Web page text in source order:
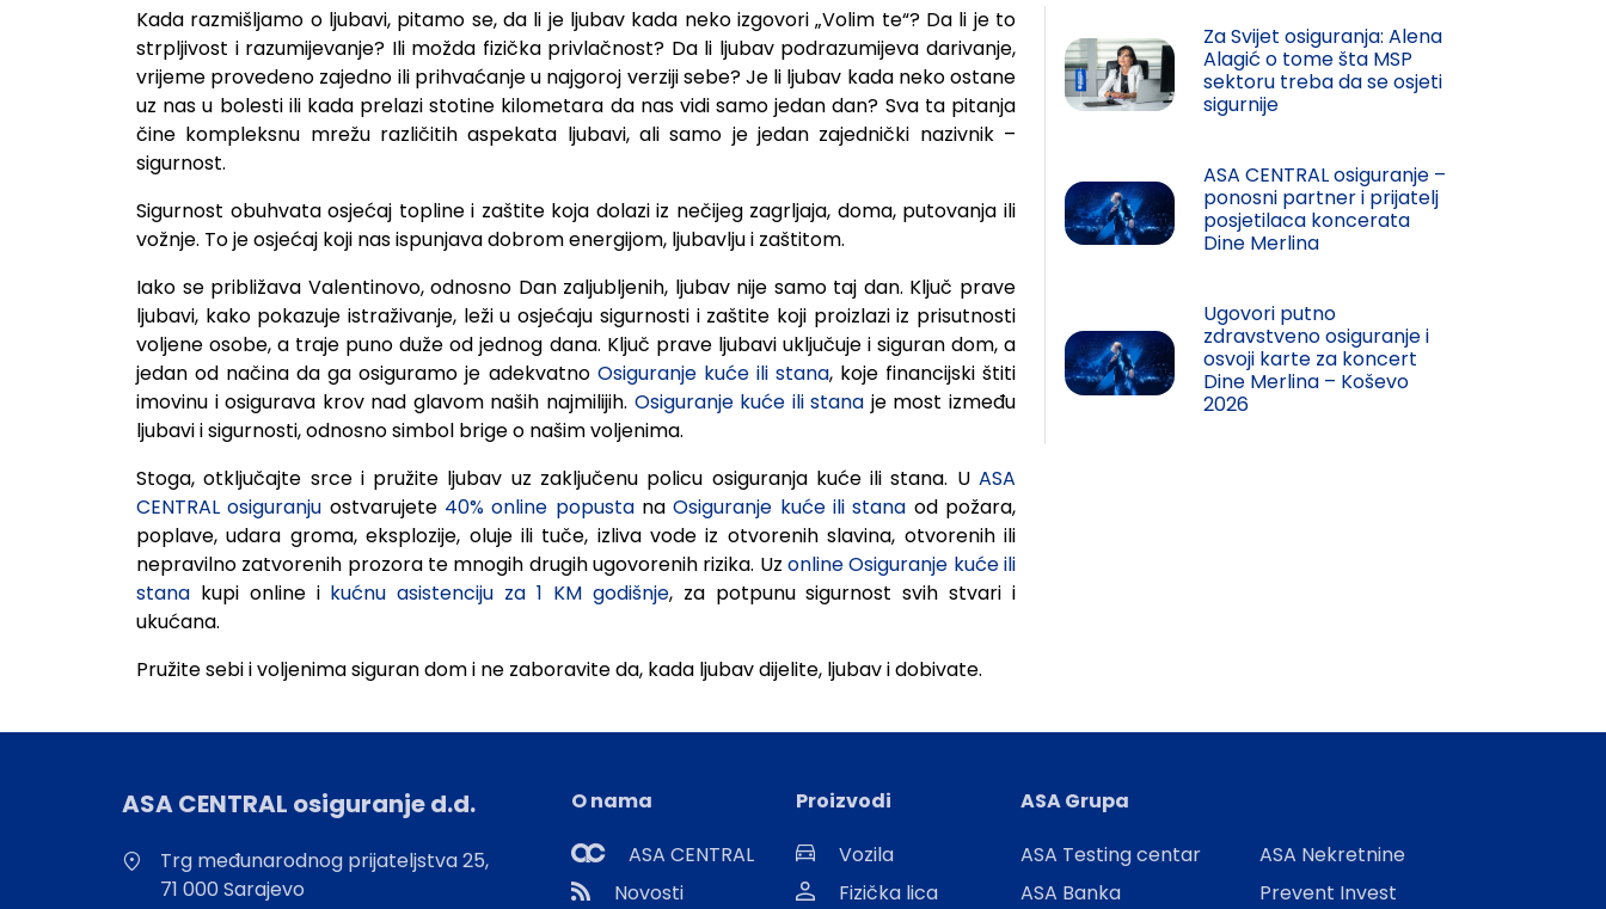
Šta je ključ prave ljubavi?
Kada razmišljamo o ljubavi, pitamo se, da li je ljubav kada neko izgovori „Volim te“? Da li je to
strpljivost i razumijevanje? Ili možda fizička privlačnost? Da li ljubav podrazumijeva darivanje,
vrijeme provedeno zajedno ili prihvaćanje u najgoroj verziji sebe? Je li ljubav kada neko ostane
uz nas u bolesti ili kada prelazi stotine kilometara da nas vidi samo jedan dan? Sva ta pitanja
čine kompleksnu mrežu različitih aspekata ljubavi, ali samo je jedan zajednički nazivnik –
sigurnost.
Sigurnost obuhvata osjećaj topline i zaštite koja dolazi iz nečijeg zagrljaja, doma, putovanja ili
vožnje. To je osjećaj koji nas ispunjava dobrom energijom, ljubavlju i zaštitom.
Iako se približava Valentinovo, odnosno Dan zaljubljenih, ljubav nije samo taj dan. Ključ prave
ljubavi, kako pokazuje istraživanje, leži u osjećaju sigurnosti i zaštite koji proizlazi iz prisutnosti
voljene osobe, a traje puno duže od jednog dana. Ključ prave ljubavi uključuje i siguran dom, a
jedan od načina da ga osiguramo je adekvatno Osiguranje kuće ili stana, koje financijski štiti
imovinu i osigurava krov nad glavom naših najmilijih. Osiguranje kuće ili stana je most između
ljubavi i sigurnosti, odnosno simbol brige o našim voljenima.
Stoga, otključajte srce i pružite ljubav uz zaključenu policu osiguranja kuće ili stana. U ASA
CENTRAL osiguranju ostvarujete 40% online popustanaOsiguranje kuće ili stana od požara,
poplave, udara groma, eksplozije, oluje ili tuče, izliva vode iz otvorenih slavina, otvorenih ili
nepravilno zatvorenih prozora te mnogih drugih ugovorenih rizika. Uz online Osiguranje kuće ili
stana kupi online i kućnu asistenciju za 1 KM godišnje, za potpunu sigurnost svih stvari i
ukućana.
Pružite sebi i voljenima siguran dom i ne zaboravite da, kada ljubav dijelite, ljubav i dobivate.
Za Svijet osiguranja: Alena
Alagić o tome šta MSP
sektoru treba da se osjeti
sigurnije
ASA CENTRAL osiguranje –
ponosni partner i prijatelj
posjetilaca koncerata
Dine Merlina
Ugovori putno
zdravstveno osiguranje i
osvoji karte za koncert
Dine Merlina – Koševo
2026
ASA CENTRAL osiguranje d.d.
Trg međunarodnog prijateljstva 25,
71 000 Sarajevo
O nama
ASA CENTRAL
Novosti
Proizvodi
Vozila
Fizička lica
ASA Grupa
ASA Testing centar
ASA Banka
ASA Nekretnine
Prevent Invest